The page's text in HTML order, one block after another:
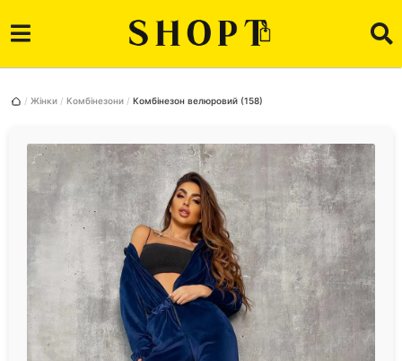
Жінки Комбінезони Комбінезон велюровий (158)